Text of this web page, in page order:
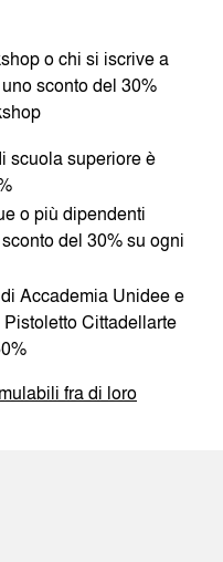
o chi si iscrive a
sconto del 30%
scuola superiore è
o più dipendenti
del 30% su ogni
Accademia Unidee e
Cittadellarte
fra di loro